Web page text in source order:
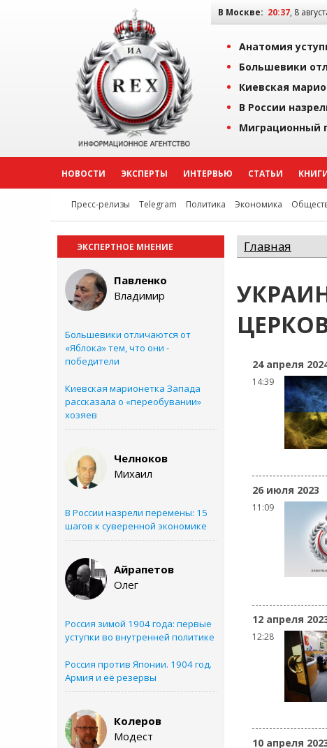
В Москве: 20:37, 8
Анатомия
Большевики
Киевская
В России
Миграционный
НОВОСТИ ЭКСПЕРТЫ ИНТЕРВЬЮ СТАТЬИ
Пресс-релизы Telegram Политика Экономика
ЭКСПЕРТНОЕ МНЕНИЕ
Павленко
Владимир
Большевики отличаются от
«Яблока» тем, что они -
победители
Киевская марионетка Запада
рассказала о «переобувании»
хозяев
Челноков
Михаил
В России назрели перемены: 15
шагов к суверенной экономике
Айрапетов
Олег
Россия зимой 1904 года: первые
уступки во внутренней политике
Россия против Японии. 1904 год.
Армия и её резервы
Колеров
Модест
Главная
24 апреля
14:39
26 июля 2023
11:09
12 апреля
12:28
10 апреля